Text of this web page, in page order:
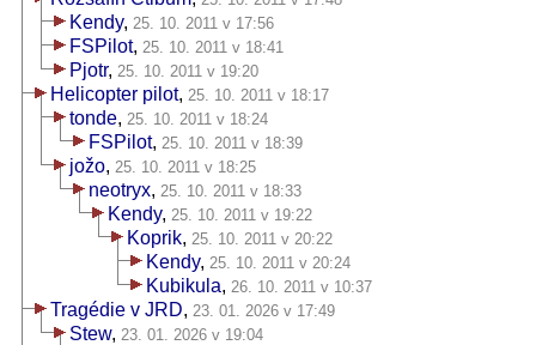
Kendy, 25. 10. 2011 v 17:56
FSPilot, 25. 10. 2011 v 18:41
Pjotr, 25. 10. 2011 v 19:20
Helicopter pilot, 25. 10. 2011 v 18:17
tonde, 25. 10. 2011 v 18:24
FSPilot, 25. 10. 2011 v 18:39
jožo, 25. 10. 2011 v 18:25
neotryx, 25. 10. 2011 v 18:33
Kendy, 25. 10. 2011 v 19:22
Koprik, 25. 10. 2011 v 20:22
Kendy, 25. 10. 2011 v 20:24
Kubikula, 26. 10. 2011 v 10:37
Tragédie v JRD, 23. 01. 2026 v 17:49
Stew, 23. 01. 2026 v 19:04